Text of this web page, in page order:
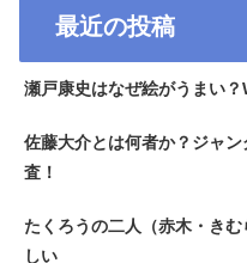
最近の投稿
瀬戸康史はなぜ絵がうまい
佐藤大介とは何者か？ジャ
査！
たくろうの二人（赤木・き
しい